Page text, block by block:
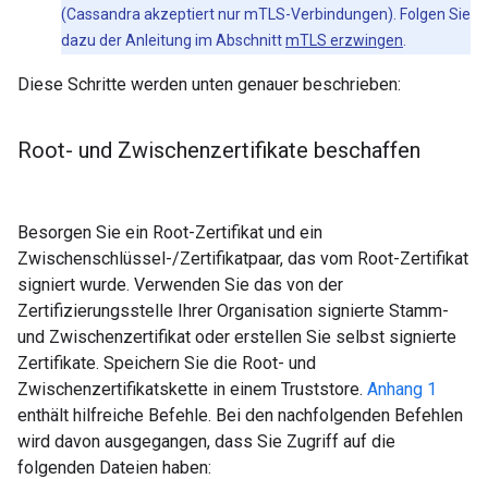
(Cassandra akzeptiert nur mTLS-Verbindungen). Folgen Sie
dazu der Anleitung im AbschnittmTLS erzwingen
Diese Schritte werden unten genauer beschrieben:
Root- und Zwischenzertifikate beschaffen
Besorgen Sie ein Root-Zertifikat und ein
Zwischenschlüssel-/Zertifikatpaar, das vom Root-Zertifikat
signiert wurde. Verwenden Sie das von der
Zertifizierungsstelle Ihrer Organisation signierte Stamm-
und Zwischenzertifikat oder erstellen Sie selbst signierte
Zertifikate. Speichern Sie die Root- und
Zwischenzertifikatskette in einem Truststore. Anhang 1
enthält hilfreiche Befehle. Bei den nachfolgenden Befehlen
wird davon ausgegangen, dass Sie Zugriff auf die
folgenden Dateien haben: